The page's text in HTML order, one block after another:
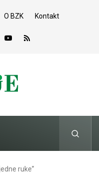
O BZK Kontakt
ruke”